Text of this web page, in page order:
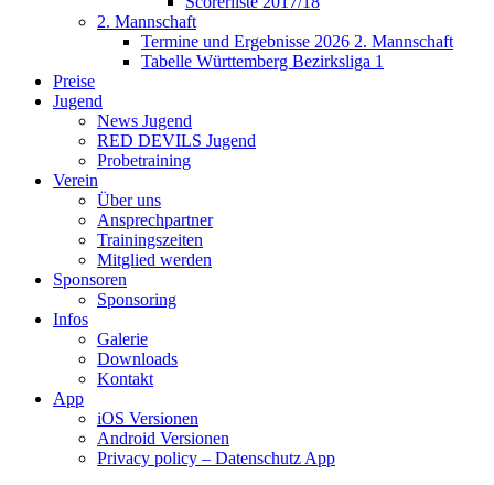
2. Mannschaft
Termine und Ergebnisse 2026 2. Mannschaft
Tabelle Württemberg Bezirksliga 1
Preise
Jugend
News Jugend
RED DEVILS Jugend
Probetraining
Verein
Über uns
Ansprechpartner
Trainingszeiten
Mitglied werden
Sponsoren
Sponsoring
Infos
Galerie
Downloads
Kontakt
App
iOS Versionen
Android Versionen
Privacy policy – Datenschutz App